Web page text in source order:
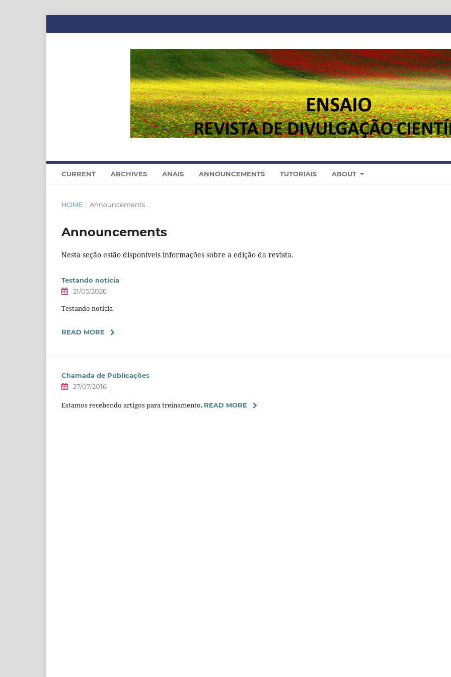
CURRENT ARCHIVES ANAIS ANNOUNCEMENTS TUTORIAIS ABOUT
HOME / Announcements
Announcements
Nesta seção estão disponíveis informações sobre a edição da revista.
Testando notícia
21/05/2026
Testando notícia
READ MORE
Chamada de Publicações
27/07/2016
Estamos recebendo artigos para treinamento. READ MORE